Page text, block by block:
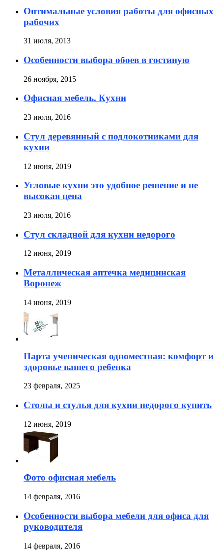
Оптимальные условия работы для офисных
рабочих
31 июля, 2013
Особенности выбора обоев в гостиную
26 ноября, 2015
Офисная мебель. Кухни
23 июля, 2016
Стул деревянный с подлокотниками для
кухни
12 июня, 2019
Угловые кухни это удобное решение и не
высокая цена
23 июля, 2016
Стул складной для кухни недорого
12 июня, 2019
Металлическая аптечка медицинская
Воронеж
14 июня, 2019
Парта ученическая одноместная: комфорт и
здоровье вашего ребенка
23 февраля, 2025
Столы и стулья для кухни недорого купить
12 июня, 2019
Фото офисная мебель
14 февраля, 2016
Особенности выбора мебели для офиса для
руководителя
14 февраля, 2016